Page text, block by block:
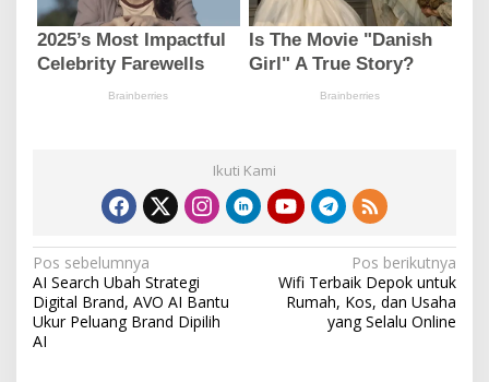
Ikuti Kami
N
a
v
i
Pos sebelumnya
AI Search Ubah Strategi
Digital Brand, AVO AI Bantu
Ukur Peluang Brand Dipilih
AI
Pos berikutnya
Wifi Terbaik Depok untuk
Rumah, Kos, dan Usaha
yang Selalu Online